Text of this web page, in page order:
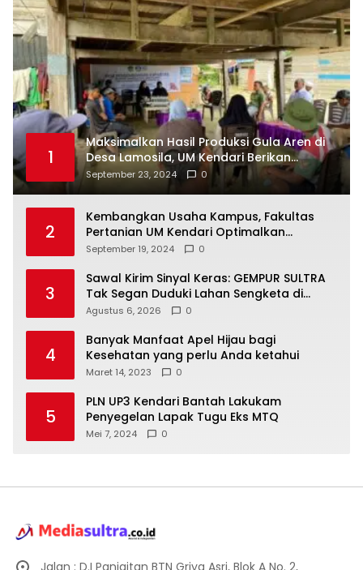
1
Maksimalkan Hasil Produksi Gula Aren di
Desa Lamosila, UM Kendari Berikan
Bantuan Alat Produksi Modern
September 23, 2024 0
2
Kembangkan Usaha Kampus, Fakultas
Pertanian UM Kendari Optimalkan
Laboratorium Lapangan Agribisnis
September 19, 2024 0
3
Sawal Kirim Sinyal Keras: GEMPUR SULTRA
Tak Segan Duduki Lahan Sengketa di
Puuwatu
Agustus 6, 2026 0
4
Banyak Manfaat Apel Hijau bagi
Kesehatan yang perlu Anda ketahui
Maret 14, 2023 0
5
PLN UP3 Kendari Bantah Lakukam
Penyegelan Lapak Tugu Eks MTQ
Mei 7, 2024 0
Jalan : D.I Panjaitan BTN Griya Asri, Blok A No. 2,